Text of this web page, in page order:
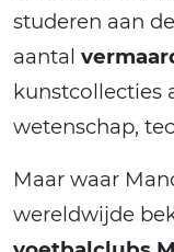
studeren aan
aantal
kunstcollecties
wetenschap,
Maar waar
wereldwijde